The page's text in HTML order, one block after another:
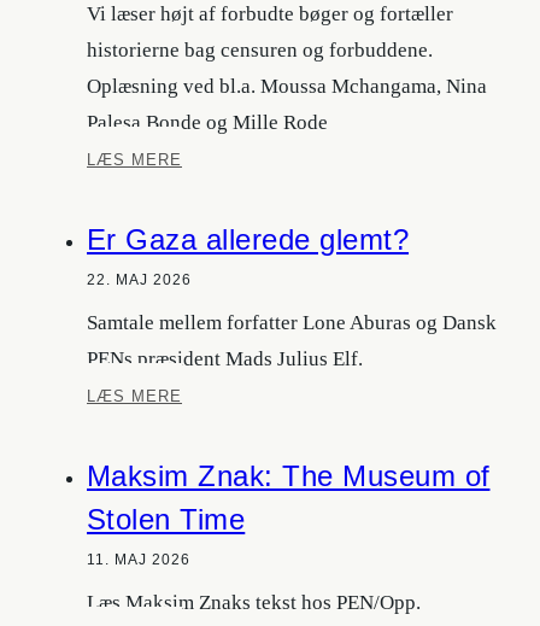
Vi læser højt af forbudte bøger og fortæller
historierne bag censuren og forbuddene.
Oplæsning ved bl.a. Moussa Mchangama, Nina
Palesa Bonde og Mille Rode
LÆS MERE
litteratur
Er Gaza allerede glemt?
22. MAJ 2026
Samtale mellem forfatter Lone Aburas og Dansk
PENs præsident Mads Julius Elf.
LÆS MERE
glemt?
Maksim Znak: The Museum of
Stolen Time
11. MAJ 2026
Læs Maksim Znaks tekst hos PEN/Opp.